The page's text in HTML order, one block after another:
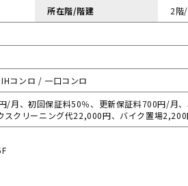
所在階/階建
2階
コンロ / 一口コンロ
月、初回保証料50％、更新保証料700円/月
スクリーニング代22,000円、バイク置場